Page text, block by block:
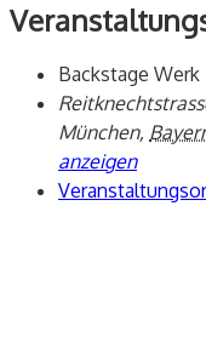
Backstage Werk
München,
anzeigen